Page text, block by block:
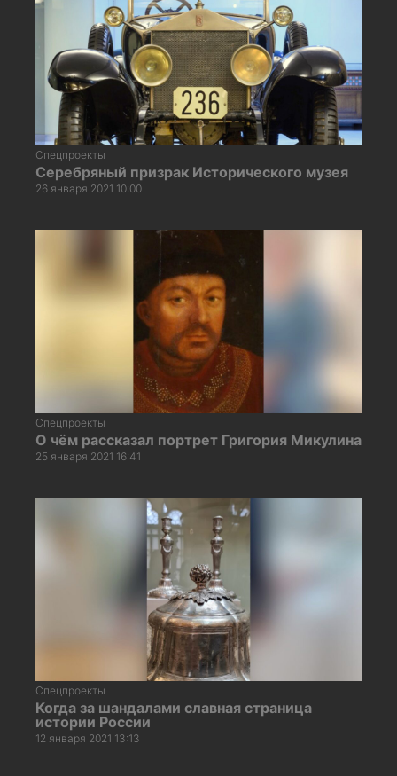
Спецпроекты
Серебряный призрак Исторического музея
26 января 2021 10:00
Спецпроекты
О чём рассказал портрет Григория Микулина
25 января 2021 16:41
Спецпроекты
Когда за шандалами славная страница
истории России
12 января 2021 13:13